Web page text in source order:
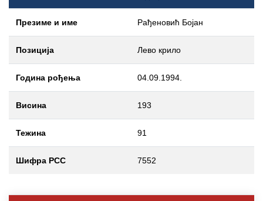
Презиме и име Рађеновић Бојан
Позиција Лево крило
Година рођења 04.09.1994.
Висина 193
Тежина 91
Шифра РСС 7552